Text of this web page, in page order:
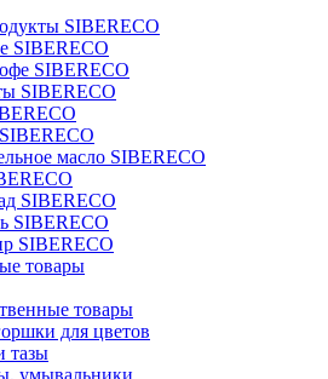
SIBERECO
SIBERECO
SIBERECO
SIBERECO
масло SIBERECO
SIBERECO
SIBERECO
SIBERECO
товары
товары
для цветов
тазы
умывальники